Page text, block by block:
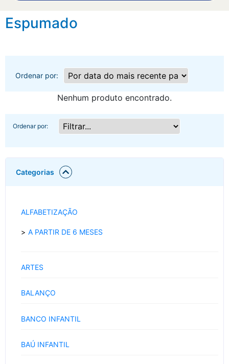
Categorias
ALFABETIZAÇÃO
A PARTIR DE 6 MESES
ARTES
BALANÇO
BANCO INFANTIL
BAÚ INFANTIL
Espumado
Ordenar por:
Nenhum produto encontrado.
Ordenar por: